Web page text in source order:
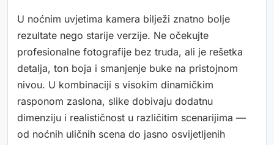
U noćnim uvjetima kamera bilježi znatno bolje
rezultate nego starije verzije. Ne očekujte
profesionalne fotografije bez truda, ali je rešetka
detalja, ton boja i smanjenje buke na pristojnom
nivou. U kombinaciji s visokim dinamičkim
rasponom zaslona, slike dobivaju dodatnu
dimenziju i realističnost u različitim scenarijima —
od noćnih uličnih scena do jasno osvijetljenih